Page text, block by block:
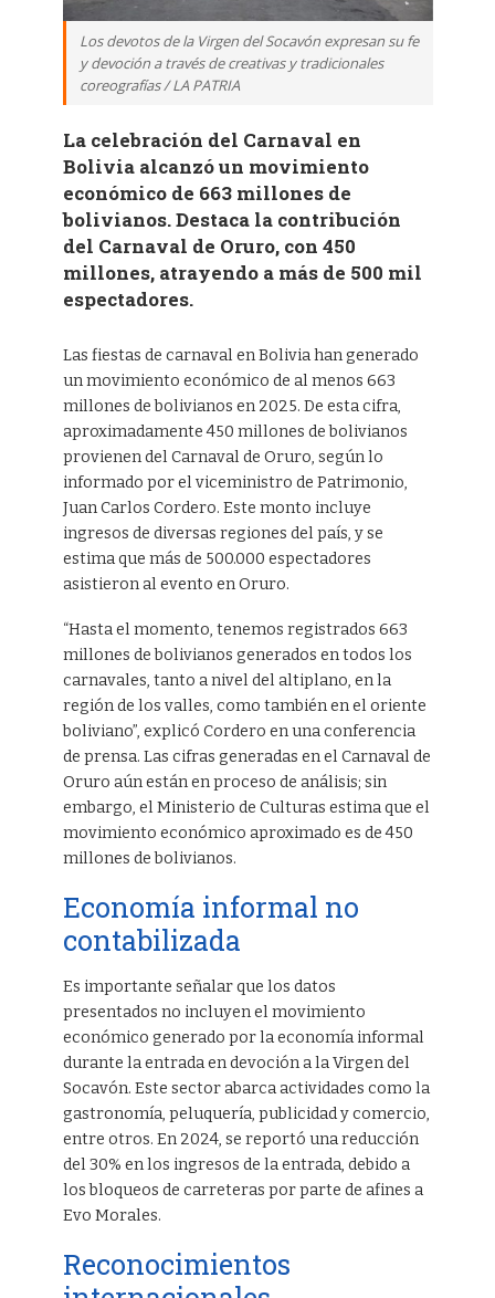
Los devotos de la Virgen del Socavón expresan su fe
y devoción a través de creativas y tradicionales
coreografías / LA PATRIA
La celebración del Carnaval en
Bolivia alcanzó un movimiento
económico de 663 millones de
bolivianos. Destaca la contribución
del Carnaval de Oruro, con 450
millones, atrayendo a más de 500 mil
espectadores.
Las fiestas de carnaval en Bolivia han generado
un movimiento económico de al menos 663
millones de bolivianos en 2025. De esta cifra,
aproximadamente 450 millones de bolivianos
provienen del Carnaval de Oruro, según lo
informado por el viceministro de Patrimonio,
Juan Carlos Cordero. Este monto incluye
ingresos de diversas regiones del país, y se
estima que más de 500.000 espectadores
asistieron al evento en Oruro.
“Hasta el momento, tenemos registrados 663
millones de bolivianos generados en todos los
carnavales, tanto a nivel del altiplano, en la
región de los valles, como también en el oriente
boliviano”, explicó Cordero en una conferencia
de prensa. Las cifras generadas en el Carnaval de
Oruro aún están en proceso de análisis; sin
embargo, el Ministerio de Culturas estima que el
movimiento económico aproximado es de 450
millones de bolivianos.
Economía informal no
contabilizada
Es importante señalar que los datos
presentados no incluyen el movimiento
económico generado por la economía informal
durante la entrada en devoción a la Virgen del
Socavón. Este sector abarca actividades como la
gastronomía, peluquería, publicidad y comercio,
entre otros. En 2024, se reportó una reducción
del 30% en los ingresos de la entrada, debido a
los bloqueos de carreteras por parte de afines a
Evo Morales.
Reconocimientos